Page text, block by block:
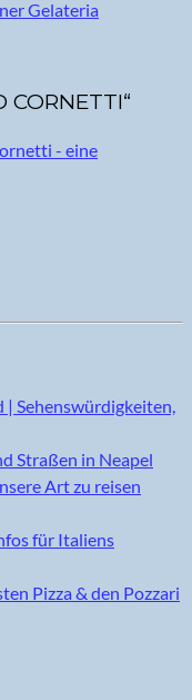
CORNETTI“
Sehenswürdigkeiten,
Straßen in Neapel
Art zu reisen
für Italiens
Pizza & den Pozzari